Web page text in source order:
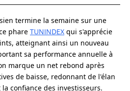
termine la semaine sur une
phare TUNINDEX qui s'apprécie
atteignant ainsi un nouveau
sa performance annuelle à
marque un net rebond après
de baisse, redonnant de l'élan
confiance des investisseurs.